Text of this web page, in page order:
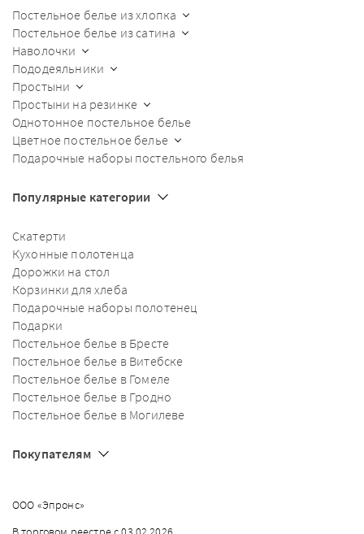
Постельное белье из хлопка
Постельное белье из сатина
Наволочки
Пододеяльники
Простыни
Простыни на резинке
Однотонное постельное белье
Цветное постельное белье
Подарочные наборы постельного белья
Популярные категории
Скатерти
Кухонные полотенца
Дорожки на стол
Корзинки для хлеба
Подарочные наборы полотенец
Подарки
Постельное белье в Бресте
Постельное белье в Витебске
Постельное белье в Гомеле
Постельное белье в Гродно
Постельное белье в Могилеве
Покупателям
ООО «Эпронс»